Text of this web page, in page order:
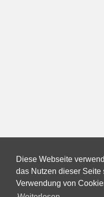
Diese Webseite
das Nutzen dieser Seite
Verwendung von